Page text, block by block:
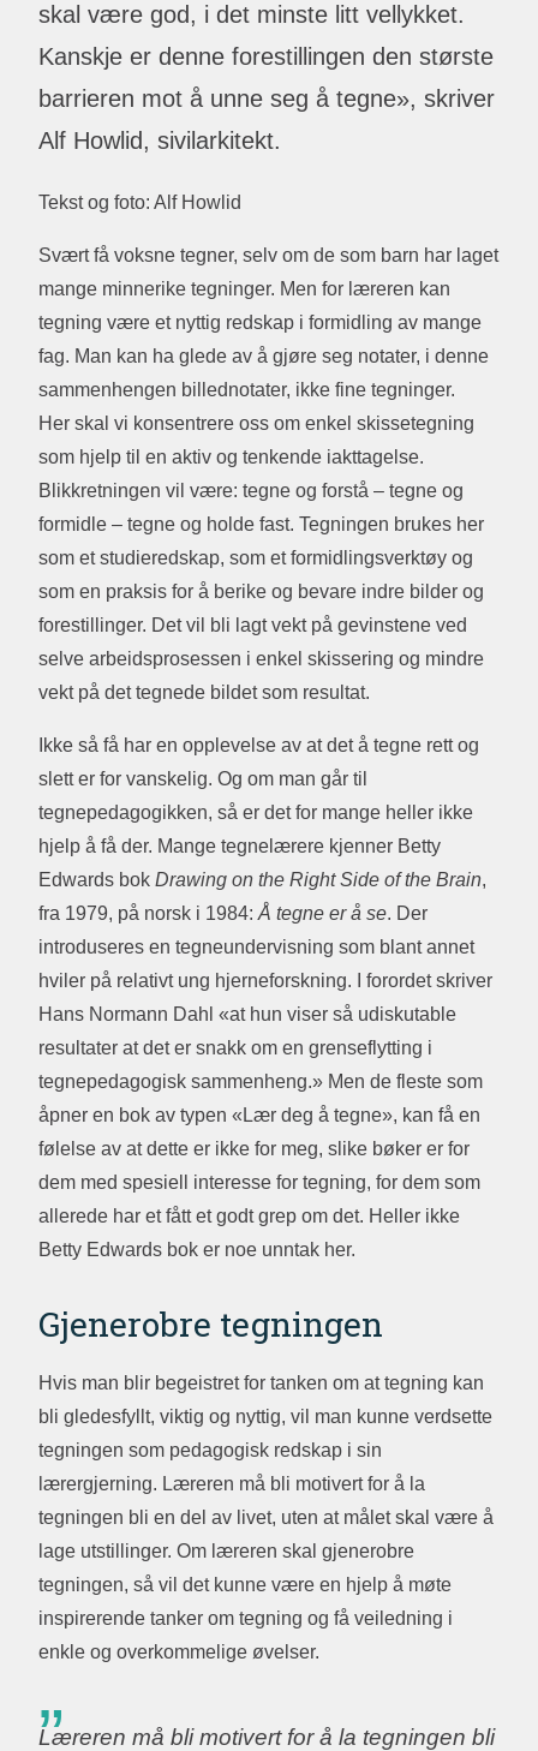
skal være god, i det minste litt vellykket.
Kanskje er denne forestillingen den største
barrieren mot å unne seg å tegne», skriver
Alf Howlid, sivilarkitekt.
Tekst og foto: Alf Howlid
Svært få voksne tegner, selv om de som barn har laget
mange minnerike tegninger. Men for læreren kan
tegning være et nyttig redskap i formidling av mange
fag. Man kan ha glede av å gjøre seg notater, i denne
sammenhengen billednotater, ikke fine tegninger.
Her skal vi konsentrere oss om enkel skissetegning
som hjelp til en aktiv og tenkende iakttagelse.
Blikkretningen vil være: tegne og forstå – tegne og
formidle – tegne og holde fast. Tegningen brukes her
som et studieredskap, som et formidlingsverktøy og
som en praksis for å berike og bevare indre bilder og
forestillinger. Det vil bli lagt vekt på gevinstene ved
selve arbeidsprosessen i enkel skissering og mindre
vekt på det tegnede bildet som resultat.
Ikke så få har en opplevelse av at det å tegne rett og
slett er for vanskelig. Og om man går til
tegnepedagogikken, så er det for mange heller ikke
hjelp å få der. Mange tegnelærere kjenner Betty
Edwards bok Drawing on the Right Side of the Brain,
fra 1979, på norsk i 1984: Å tegne er å se. Der
introduseres en tegneundervisning som blant annet
hviler på relativt ung hjerneforskning. I forordet skriver
Hans Normann Dahl «at hun viser så udiskutable
resultater at det er snakk om en grenseflytting i
tegnepedagogisk sammenheng.» Men de fleste som
åpner en bok av typen «Lær deg å tegne», kan få en
følelse av at dette er ikke for meg, slike bøker er for
dem med spesiell interesse for tegning, for dem som
allerede har et fått et godt grep om det. Heller ikke
Betty Edwards bok er noe unntak her.
Gjenerobre tegningen
Hvis man blir begeistret for tanken om at tegning kan
bli gledesfyllt, viktig og nyttig, vil man kunne verdsette
tegningen som pedagogisk redskap i sin
lærergjerning. Læreren må bli motivert for å la
tegningen bli en del av livet, uten at målet skal være å
lage utstillinger. Om læreren skal gjenerobre
tegningen, så vil det kunne være en hjelp å møte
inspirerende tanker om tegning og få veiledning i
enkle og overkommelige øvelser.
Læreren må bli motivert for å la tegningen bli